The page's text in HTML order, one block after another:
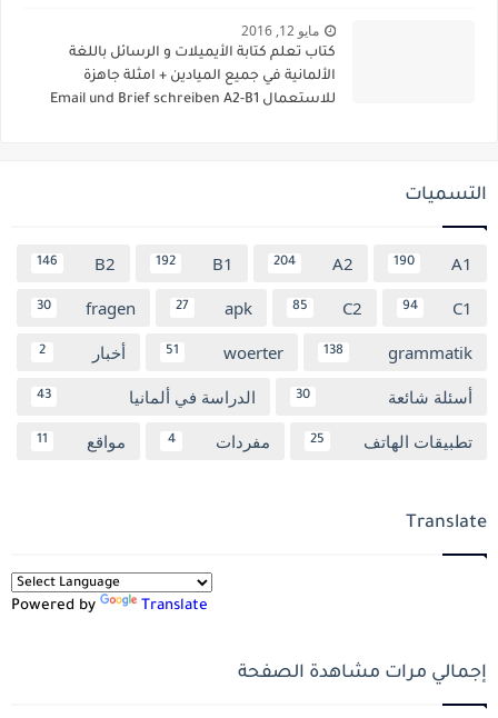
مايو 12, 2016
كتاب تعلم كتابة الأيميلات و الرسائل باللغة
الألمانية في جميع الميادين + امثلة جاهزة
للاستعمال Email und Brief schreiben A2-B1
التسميات
A1
190
A2
204
B1
192
B2
146
C1
94
C2
85
apk
27
fragen
30
grammatik
138
woerter
51 أخبار 2
أسئلة شائعة 30 الدراسة في ألمانيا 43
تطبيقات الهاتف 25 مفردات 4 مواقع 11
Translate
Powered by Translate
إجمالي مرات مشاهدة الصفحة